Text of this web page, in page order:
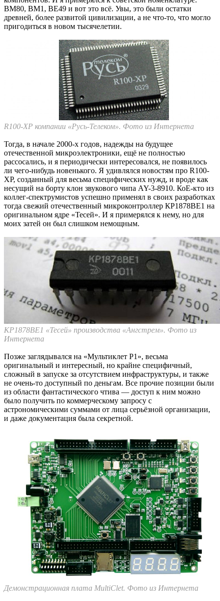
ВМ80, ВМ1, ВЕ49 и вот это всё. Увы, это были остатки
древней, более развитой цивилизации, а не что-то, что могло
пригодиться в новом тысячелетии.
R100-XP компании «Русь-Телеком». Фото из Интернета
Тогда, в начале 2000-х годов, надежды на будущее
отечественной микроэлектроники, ещё не полностью
рассосались, и я периодически интересовался, не появилось
ли чего-нибудь новенького. Я удивлялся новостям про R100-
XP, созданный для весьма специфических нужд, и вроде как
несущий на борту клон звукового чипа AY-3-8910. КоЕ-кто из
коллег-спектрумистов успешно применял в своих разработках
тогда свежий отечественный микроконтроллер КР1878ВЕ1 на
оригинальном ядре «Тесей». И я примерялся к нему, но для
моих затей он был слишком немощным.
КР1878ВЕ1 «Тесей» производства «Ангстрем». Фото из
Интернета
Позже заглядывался на «Мультиклет Р1», весьма
оригинальный и интересный, но крайне специфичный,
сложный в запуске за отсутствием инфраструктуры, и также
не очень-то доступный по деньгам. Все прочие позиции были
из области фантастического чтива — доступ к ним можно
было получить по коммерческому запросу с
астрономическими суммами от лица серьёзной организации,
и даже документация была секретной.
Демонстрационная плата MultiClet. Фото из Интернета